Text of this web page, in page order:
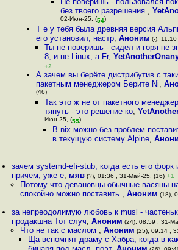
без твоего разрешения ,
02-Июн-25, (54)
Т е у тебя была древняя версия
его установил, настр,Аноним (-),
Ты не поверишь - сидел и горя не
8, и не Linux, а Fr,
+2
А зачем вы берёте дистрибутив с
пакетным менеджером Берите Ni,
(46)
Так это ж не от пакетного
тянуть - это решение ко,
Июн-25, (55)
В nix можно без проблем
в текущую систему Alpine,
зачем systemd-efi-stub, когда есть его форк
причем, уже е, мяв (?), 01:36 , 31-Май-25, (16) +1
Потому что девановцы обычные васяны
спокойно можно поставить , Аноним (18),
за непреодолимую любовь к musl -
продакшна Тот случ,Аноним (24), 08:59 , 31-
Что не так с маслом , Аноним (25), 09:14 ,
Ща вспомнят драму с Хабра, когда в